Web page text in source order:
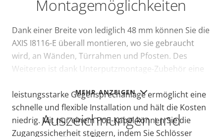
MEHR ANZEIGEN
Montagemöglichkeiten
Dank einer Breite von lediglich 48 mm können Sie die
AXIS I8116-E überall montieren, wo sie gebraucht
wird, an Wänden, Türrahmen und Pfosten. Des
Weiteren ist dank Unterputzmontage-Zubehör eine
leistungsstarke Gegensprechanlage ermöglicht eine
schnelle und flexible Installation und hält die Kosten
niedrig. Mit nur einem PoE-Kabel können Sie die
Zugangssicherheit steigern, indem Sie Schlösser
Auszeichnungen und